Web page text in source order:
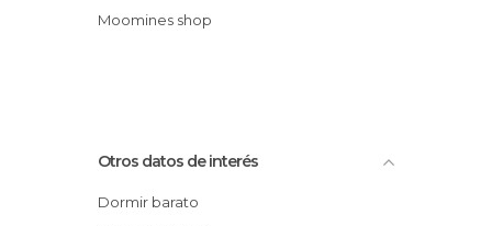
Moomines shop
Otros datos de interés
Dormir barato